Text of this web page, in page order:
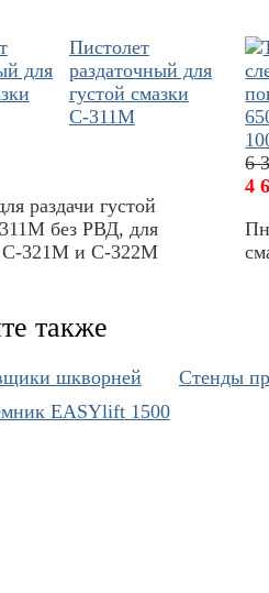
Пистолет
раздаточный для
густой смазки
С-311М
раздачи густой
без РВД, для
С-321М и С-322М
6
4
также
шкворней Cтенды
EASYlift 1500